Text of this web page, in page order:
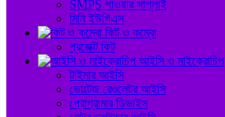
SMPS পাওয়ার সাপ্লাই
মিনি ইউপিএস
কিট ও কম্বো
প্রজেক্ট কিট
আইসি ও মাইক্রোচিপ
টাইমার আইসি
ভোল্টেজ রেগুলেটর আইসি
প্রোগ্রামার ডিভাইস